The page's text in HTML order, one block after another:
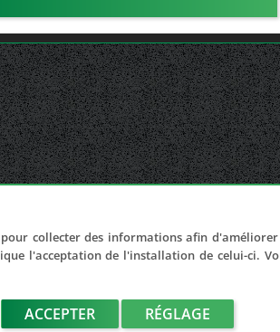
collecter des informations afin
l'acceptation de l'installation de celui-ci.
ACCEPTER RÉGLAGE